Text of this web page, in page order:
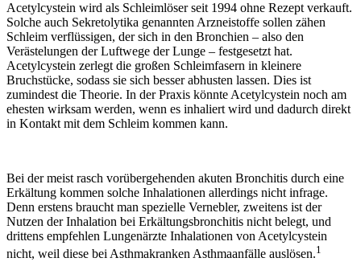
Acetylcystein wird als Schleimlöser seit 1994 ohne Rezept verkauft.
Solche auch Sekretolytika genannten Arzneistoffe sollen zähen
Schleim verflüssigen, der sich in den Bronchien – also den
Verästelungen der Luftwege der Lunge – festgesetzt hat.
Acetylcystein zerlegt die großen Schleimfasern in kleinere
Bruchstücke, sodass sie sich besser abhusten lassen. Dies ist
zumindest die Theorie. In der Praxis könnte Acetylcystein noch am
ehesten wirksam werden, wenn es inhaliert wird und dadurch direkt
in Kontakt mit dem Schleim kommen kann.
Bei der meist rasch vorübergehenden akuten Bronchitis durch eine
Erkältung kommen solche Inhalationen allerdings nicht infrage.
Denn erstens braucht man spezielle Vernebler, zweitens ist der
Nutzen der Inhalation bei Erkältungsbronchitis nicht belegt, und
drittens empfehlen Lungenärzte Inhalationen von Acetylcystein
nicht, weil diese bei Asthmakranken Asthmaanfälle auslösen.1